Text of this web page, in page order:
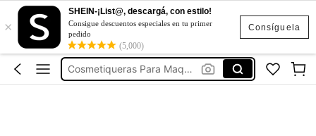
Consíguela
×
SHEIN-¡List@, descargá, con estilo!
Consigue descuentos especiales en tu primer
pedido
(5,000)
Cosmetuquera De Maquillaje
Cosmetiqueras
Cosmetiqueras Para Maquillaje